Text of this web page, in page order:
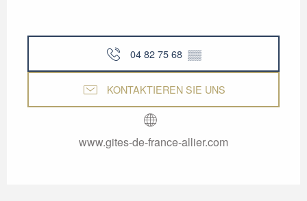
04 82 75 68 ▒▒
KONTAKTIEREN SIE UNS
www.gites-de-france-allier.com